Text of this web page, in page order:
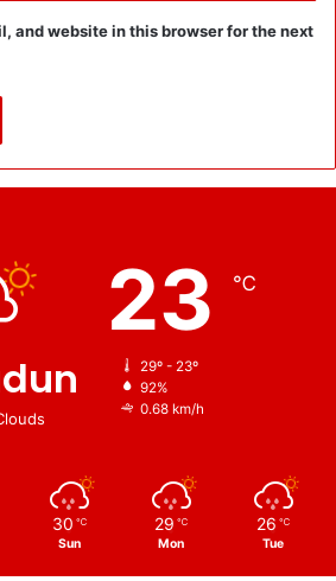
and website in this browser for the next
23 ℃
29º - 23º
92%
0.68 km/h
30 ℃
Sun
29 ℃
Mon
26 ℃
Tue